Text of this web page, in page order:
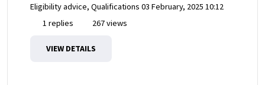
Eligibility advice, Qualifications 03 February, 2025 10:12
1 replies
267 views
VIEW DETAILS